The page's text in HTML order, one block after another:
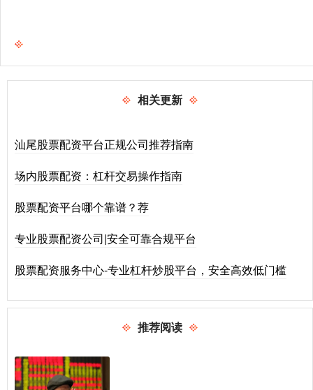
相关更新
汕尾股票配资平台正规公司推荐指南
场内股票配资：杠杆交易操作指南
股票配资平台哪个靠谱？荐
专业股票配资公司|安全可靠合规平台
股票配资服务中心-专业杠杆炒股平台，安全高效低门槛
推荐阅读